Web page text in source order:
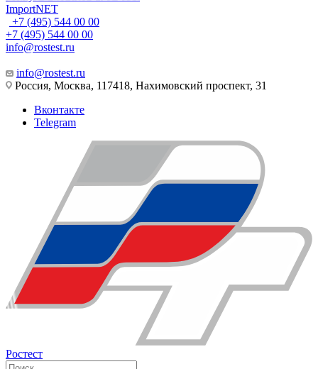
ImportNET
+7 (495) 544 00 00
+7 (495) 544 00 00
info@rostest.ru
info@rostest.ru
Россия, Москва, 117418, Нахимовский проспект, 31
Вконтакте
Telegram
Ростест